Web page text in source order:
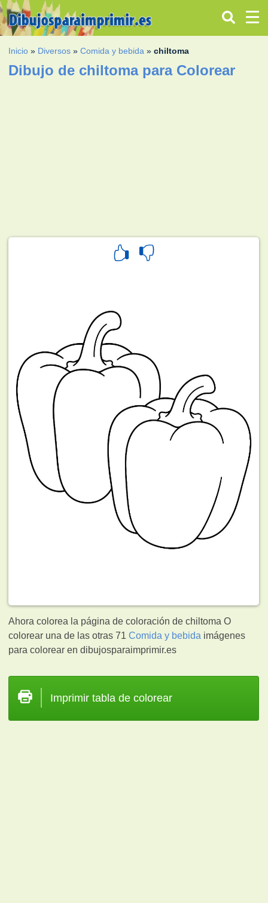
Inicio » Diversos »Comida y bebida »chiltoma
Dibujo de chiltoma para Colorear
Ahora colorea la página de coloración de chiltoma O
colorear una de las otras 71Comida y bebida imágenes
para colorear en dibujosparaimprimir.es
Imprimir tabla de colorear